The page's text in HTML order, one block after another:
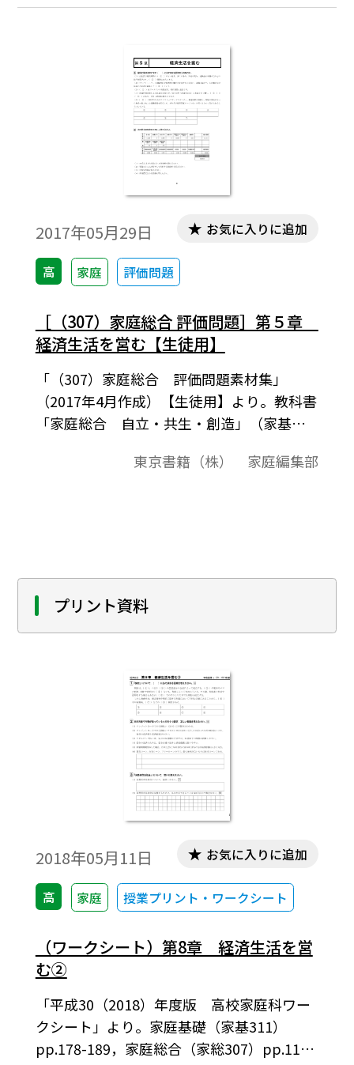
2017年05月29日
高 家庭 評価問題
お気に入りに追加
［（307）家庭総合 評価問題］第５章
経済生活を営む【生徒用】
「（307）家庭総合 評価問題素材集」
（2017年4月作成）【生徒用】より。教科書
「家庭総合 自立・共生・創造」（家基
成29-32（2017-2020）年度用教科書。
東京書籍（株） 家庭編集部
プリント資料
2018年05月11日
高 家庭 授業プリント・ワークシート
お気に入りに追加
（ワークシート）第8章 経済生活を営
む②
「平成30（2018）年度版 高校家庭科ワー
クシート」より。家庭基礎（家基311）
pp.178-189，家庭総合（家総307）pp.110-